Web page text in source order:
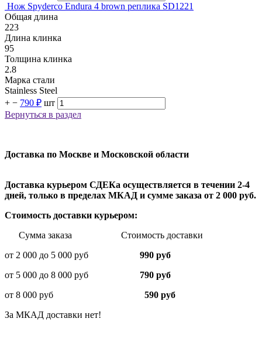
Нож Spyderco Endura 4 brown реплика SD1221
Общая длина
223
Длина клинка
95
Толщина клинка
2.8
Марка стали
Stainless Steel
+ − 790 ₽ шт
Вернуться в раздел
Доставка по Москве и Московской области
Доставка курьером СДЕКа осуществляется в течении 2-4
дней, только в пределах МКАД и сумме заказа от 2 000 руб.
Стоимость доставки курьером:
Сумма заказа Стоимость доставки
от 2 000 до 5 000 руб
990 руб
от 5 000 до 8 000 руб 790 руб
от 8 000 руб 590 руб
За МКАД доставки нет!